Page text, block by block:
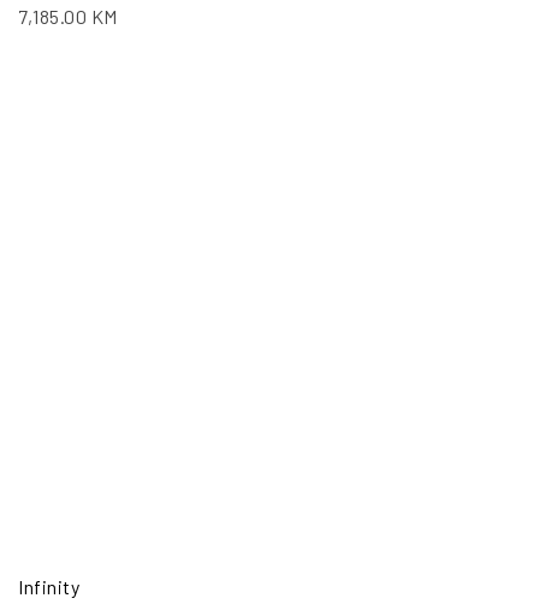
7,185.00 KM
Infinity